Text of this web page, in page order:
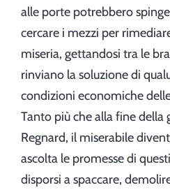
alle porte potrebbero
cercare i mezzi per
miseria, gettandosi tra le
rinviano la soluzione di
condizioni economiche
Tanto più che alla fine della
Regnard, il miserabile
ascolta le promesse di
disporsi a spaccare,